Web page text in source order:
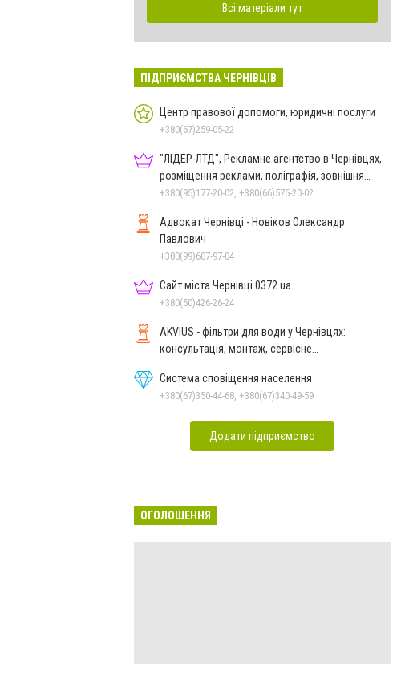
Всі матеріали тут
ПІДПРИЄМСТВА ЧЕРНІВЦІВ
Центр правової допомоги, юридичні послуги
+380(67)259-05-22
"ЛІДЕР-ЛТД", Рекламне агентство в Чернівцях,
розміщення реклами, поліграфія, зовнішня
реклама
+380(95)177-20-02, +380(66)575-20-02
Адвокат Чернівці - Новіков Олександр
Павлович
+380(99)607-97-04
Сайт міста Чернівці 0372.ua
+380(50)426-26-24
AKVIUS - фільтри для води у Чернівцях:
консультація, монтаж, сервісне
Система сповіщення населення
+380(67)350-44-68, +380(67)340-49-59
Додати підприємство
ОГОЛОШЕННЯ